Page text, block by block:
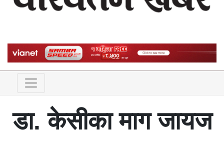
डा. केसीका माग जायज